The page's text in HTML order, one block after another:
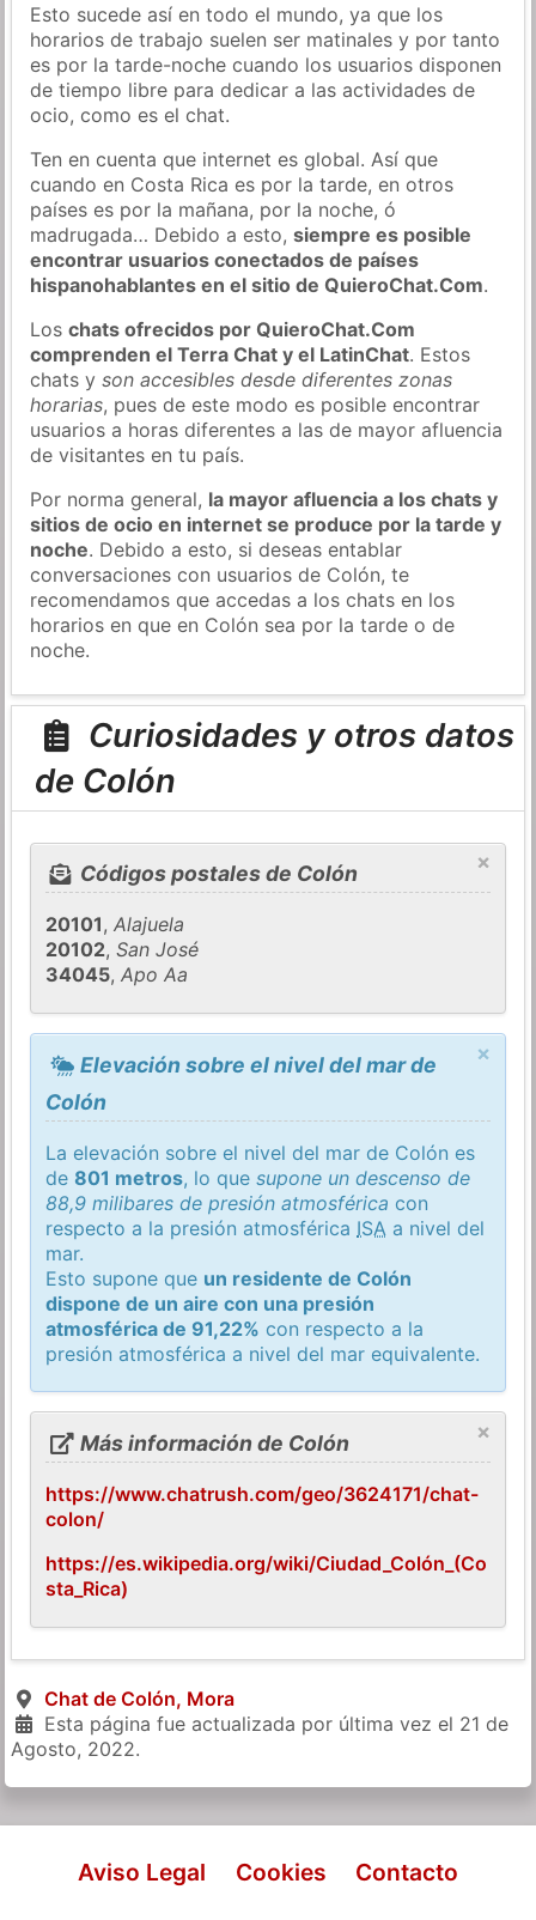
Esto sucede así en todo el mundo, ya que los
horarios de trabajo suelen ser matinales y por tanto
es por la tarde-noche cuando los usuarios disponen
de tiempo libre para dedicar a las actividades de
ocio, como es el chat.
Ten en cuenta que internet es global. Así que
cuando en Costa Rica es por la tarde, en otros
países es por la mañana, por la noche, ó
madrugada… Debido a esto,siempre es posible
encontrar usuarios conectados de países
hispanohablantes en el sitio de QuieroChat.Com.
Loschats ofrecidos por QuieroChat.Com
comprenden el Terra Chat y el LatinChat. Estos
chats yson accesibles desde diferentes zonas
horarias, pues de este modo es posible encontrar
usuarios a horas diferentes a las de mayor afluencia
de visitantes en tu país.
Por norma general, la mayor afluencia a los chats y
sitios de ocio en internet se produce por la tarde y
noche. Debido a esto, si deseas entablar
conversaciones con usuarios de Colón, te
recomendamos que accedas a los chats en los
horarios en que en Colón sea por la tarde o de
noche.
Curiosidades y otros datos
de Colón
×
Códigos postales de Colón
20101,Alajuela
20102,San José
34045,Apo Aa
×
Elevación sobre el nivel del mar de
Colón
La elevación sobre el nivel del mar de Colón es
de801 metros, lo quesupone un descenso de
88,9 milibares de presión atmosférica con
respecto a la presión atmosférica ISA a nivel del
mar.
Esto supone que un residente de Colón
dispone de un aire con una presión
atmosférica de 91,22% con respecto a la
presión atmosférica a nivel del mar equivalente.
×
Más información de Colón
https://www.chatrush.com/geo/3624171/chat-
colon/
https://es.wikipedia.org/wiki/Ciudad_Colón_(Co
sta_Rica)
Chat de Colón, Mora
Esta página fue actualizada por última vez el 21 de
Agosto, 2022.
Aviso Legal Cookies Contacto